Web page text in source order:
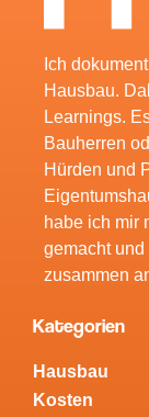
Ich
Hausbau.
Learnings.
Bauherren
Hürden und
habe ich mir
gemacht
zusammen
Kategorien
Hausbau
Kosten